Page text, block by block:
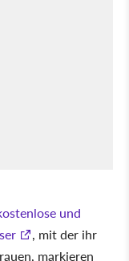
und
, mit der ihr
markieren